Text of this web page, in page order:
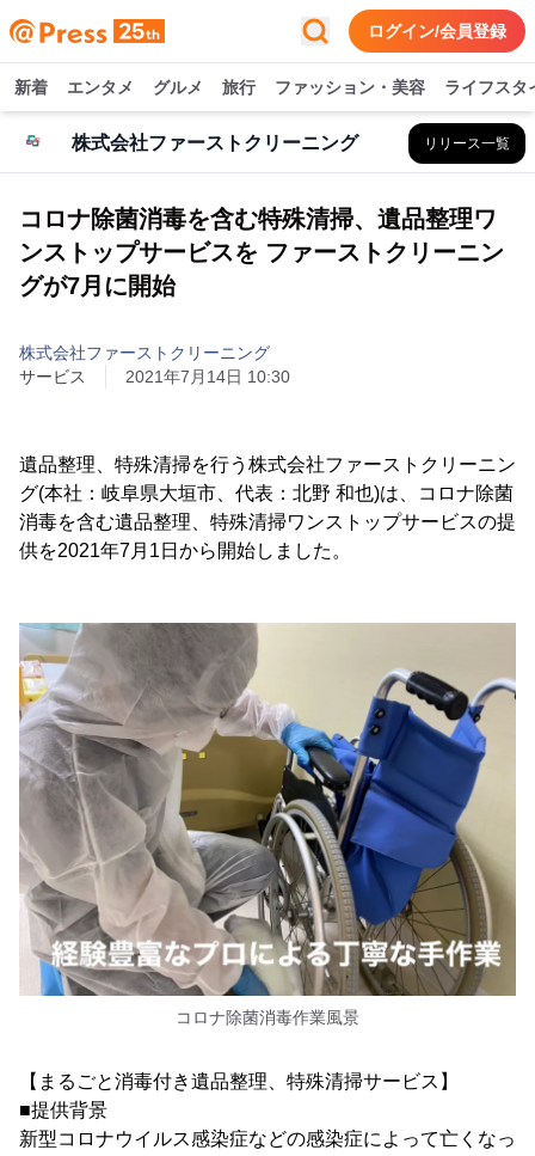
ログイン/会員登録
新着 エンタメ グルメ 旅行 ファッション・美容 ライフスタ
株式会社ファーストクリーニング リリース一覧
コロナ除菌消毒を含む特殊清掃、遺品整理ワ
ンストップサービスを ファーストクリーニン
グが7月に開始
株式会社ファーストクリーニング
サービス
2021年7月14日 10:30
遺品整理、特殊清掃を行う株式会社ファーストクリーニン
グ(本社：岐阜県大垣市、代表：北野 和也)は、コロナ除菌
消毒を含む遺品整理、特殊清掃ワンストップサービスの提
供を2021年7月1日から開始しました。
コロナ除菌消毒作業風景
【まるごと消毒付き遺品整理、特殊清掃サービス】
■提供背景
新型コロナウイルス感染症などの感染症によって亡くなっ